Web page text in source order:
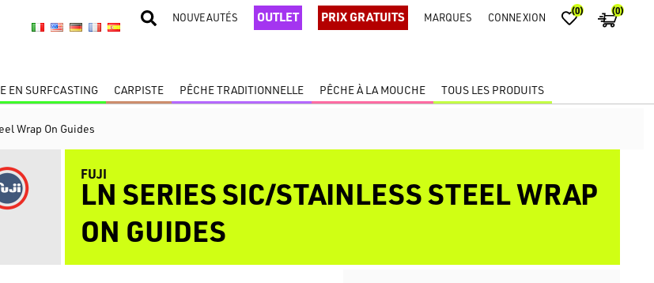
NOUVEAUTÉS OUTLET PRIX GRATUITS MARQUES CONNEXION (0) (0)
EN SURFCASTING CARPISTE PÊCHE TRADITIONNELLE PÊCHE À LA MOUCHE TOUS LES PRODUITS
Wrap On Guides
FUJI
LN SERIES SIC/STAINLESS STEEL WRAP
ON GUIDES